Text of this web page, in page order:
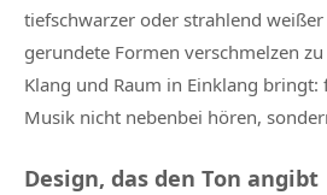
tiefschwarzer oder strahlend
gerundete Formen verschmelzen
Klang und Raum in Einklang bringt:
Musik nicht nebenbei hören,
Design, das den Ton angibt